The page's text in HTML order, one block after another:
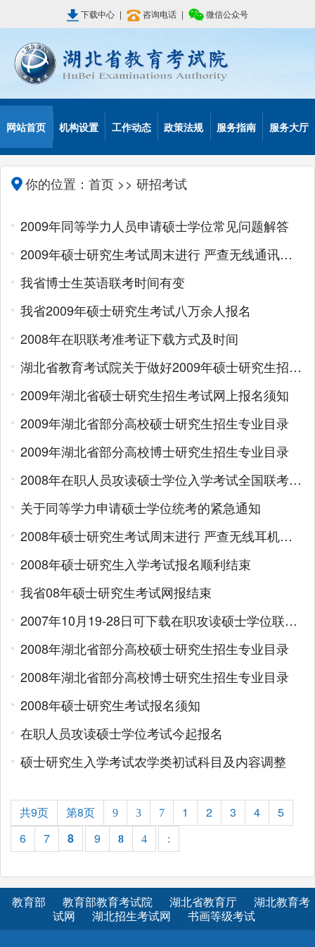
下载中心 | 咨询电话 | 微信公众号
网站首页 机构设置 工作动态 政策法规 服务指南 服务大厅
你的位置： 首页 >> 研招考试
2009年同等学力人员申请硕士学位常见问题解答
2009年硕士研究生考试周末进行 严查无线通讯工具作弊
我省博士生英语联考时间有变
我省2009年硕士研究生考试八万余人报名
2008年在职联考准考证下载方式及时间
湖北省教育考试院关于做好2009年硕士研究生招生考试报名工作的通知
2009年湖北省硕士研究生招生考试网上报名须知
2009年湖北省部分高校硕士研究生招生专业目录
2009年湖北省部分高校博士研究生招生专业目录
2008年在职人员攻读硕士学位入学考试全国联考报名工作程序及要求
关于同等学力申请硕士学位统考的紧急通知
2008年硕士研究生考试周末进行 严查无线耳机作弊
2008年硕士研究生入学考试报名顺利结束
我省08年硕士研究生考试网报结束
2007年10月19-28日可下载在职攻读硕士学位联考准考证
2008年湖北省部分高校硕士研究生招生专业目录
2008年湖北省部分高校博士研究生招生专业目录
2008年硕士研究生考试报名须知
在职人员攻读硕士学位考试今起报名
硕士研究生入学考试农学类初试科目及内容调整
共9页 第8页 9 3 7 1 2 3 4
5
6
7 8 9 8 4 :
教育部 教育部教育考试院 湖北省教育厅
湖北教育考
试网
湖北招生考试网 书画等级考试